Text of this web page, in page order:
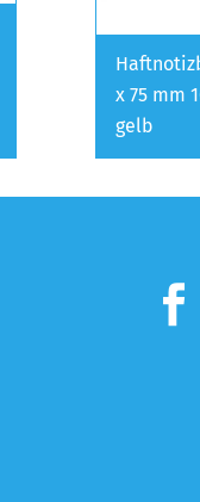
x 75 mm
gelb